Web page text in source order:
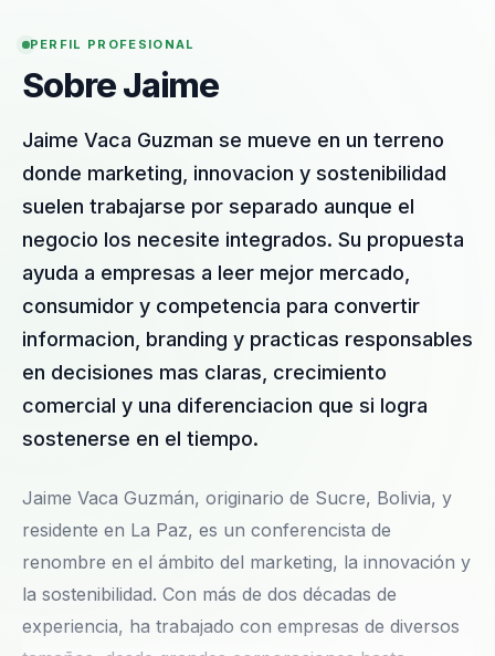
PERFIL PROFESIONAL
Sobre Jaime
Jaime Vaca Guzman se mueve en un terreno
donde marketing, innovacion y sostenibilidad
suelen trabajarse por separado aunque el
negocio los necesite integrados. Su propuesta
ayuda a empresas a leer mejor mercado,
consumidor y competencia para convertir
informacion, branding y practicas responsables
en decisiones mas claras, crecimiento
comercial y una diferenciacion que si logra
sostenerse en el tiempo.
Jaime Vaca Guzmán, originario de Sucre, Bolivia, y
residente en La Paz, es un conferencista de
renombre en el ámbito del marketing, la innovación y
la sostenibilidad. Con más de dos décadas de
experiencia, ha trabajado con empresas de diversos